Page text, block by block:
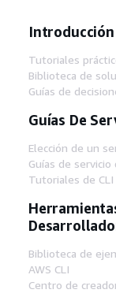
Introducción
Tutoriales
Biblioteca de
Guías de
Guías De
Elección de un
Guías de servicio
Tutoriales de
Biblioteca de
AWS CLI
Centro de